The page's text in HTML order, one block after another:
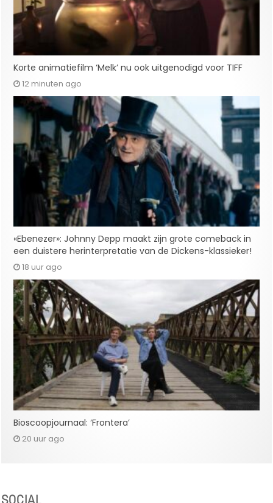
Korte animatiefilm ‘Melk’ nu ook uitgenodigd voor TIFF
12 minuten ago
«Ebenezer»: Johnny Depp maakt zijn grote comeback in
een duistere herinterpretatie van de Dickens-klassieker!
18 uur ago
Bioscoopjournaal: ‘Frontera’
20 uur ago
SOCIAL